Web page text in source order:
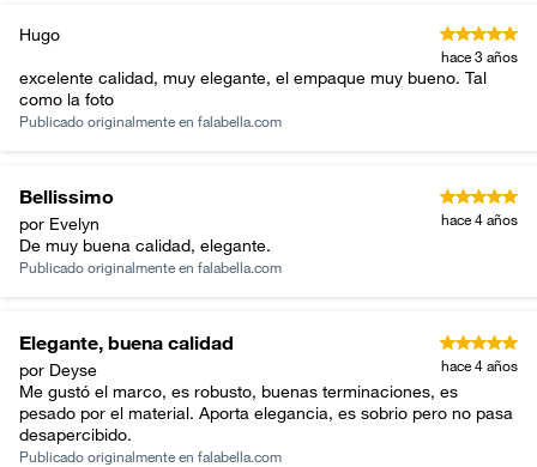
Hugo
hace 3 años
excelente calidad, muy elegante, el empaque muy bueno. Tal
como la foto
Publicado originalmente en falabella.com
Bellissimo
por Evelyn hace 4 años
De muy buena calidad, elegante.
Publicado originalmente en falabella.com
Elegante, buena calidad
por Deyse hace 4 años
Me gustó el marco, es robusto, buenas terminaciones, es
pesado por el material. Aporta elegancia, es sobrio pero no pasa
desapercibido.
Publicado originalmente en falabella.com